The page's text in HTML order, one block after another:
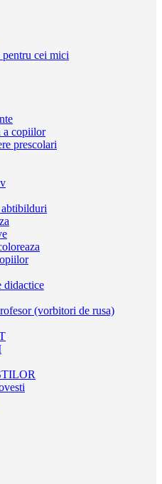
pentru cei mici
a copiilor
prescolari
didactice
(vorbitori de rusa)